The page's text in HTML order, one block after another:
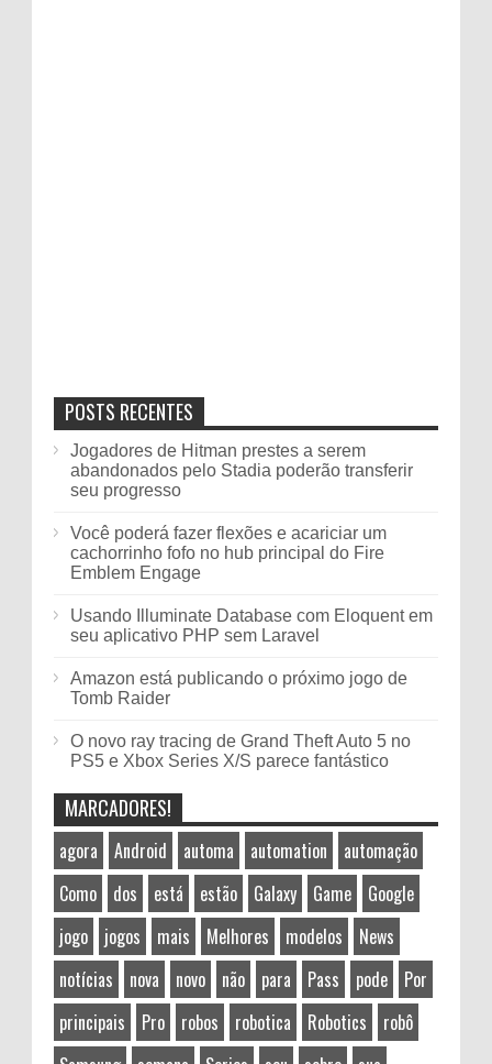
POSTS RECENTES
Jogadores de Hitman prestes a serem
abandonados pelo Stadia poderão transferir
seu progresso
Você poderá fazer flexões e acariciar um
cachorrinho fofo no hub principal do Fire
Emblem Engage
Usando Illuminate Database com Eloquent em
seu aplicativo PHP sem Laravel
Amazon está publicando o próximo jogo de
Tomb Raider
O novo ray tracing de Grand Theft Auto 5 no
PS5 e Xbox Series X/S parece fantástico
MARCADORES!
agora Android automa automation
automação
Como
dos está estão Galaxy Game
Google
jogo
jogos mais Melhores modelos
News
notícias
nova novo não para Pass pode
Por
principais
Pro robos robotica Robotics
robô